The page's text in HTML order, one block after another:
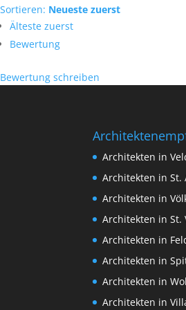
Sortieren: Neueste zuerst
Älteste zuerst
Bewertung
Bewertung schreiben
Architekten in
Architekten in St.
Architekten in
Architekten in St.
Architekten in
Architekten in
Architekten in
Architekten in